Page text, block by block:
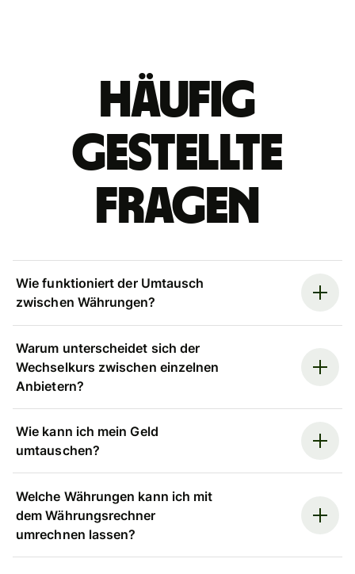
Häufig
gestellte
Fragen
Wie funktioniert der Umtausch
zwischen Währungen?
Warum unterscheidet sich der
Wechselkurs zwischen einzelnen
Anbietern?
Wie kann ich mein Geld
umtauschen?
Welche Währungen kann ich mit
dem Währungsrechner
umrechnen lassen?